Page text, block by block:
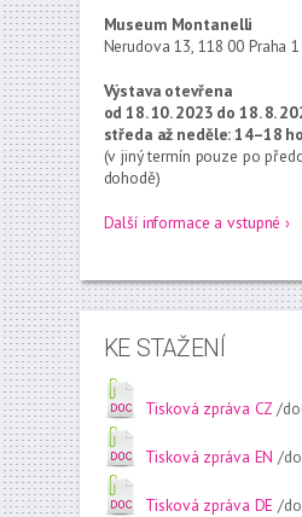
Museum Montanelli
Nerudova 13, 118 00 Praha 1
Výstava otevřena
od 18. 10. 2023 do 18. 8.
středa až neděle: 14–18
(v jiný termín pouze po
dohodě)
Další informace a vstupné ›
KE STAŽENÍ
Tisková zpráva CZ/
Tisková zpráva EN/
Tisková zpráva DE/